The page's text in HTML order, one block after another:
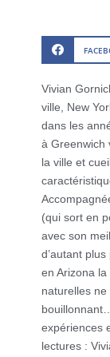
Vivian
ville, New
dans les
à Greenwich
la ville et
(qui sort en
avec son
d’autant
en Arizona
naturelles
expériences
lectures :